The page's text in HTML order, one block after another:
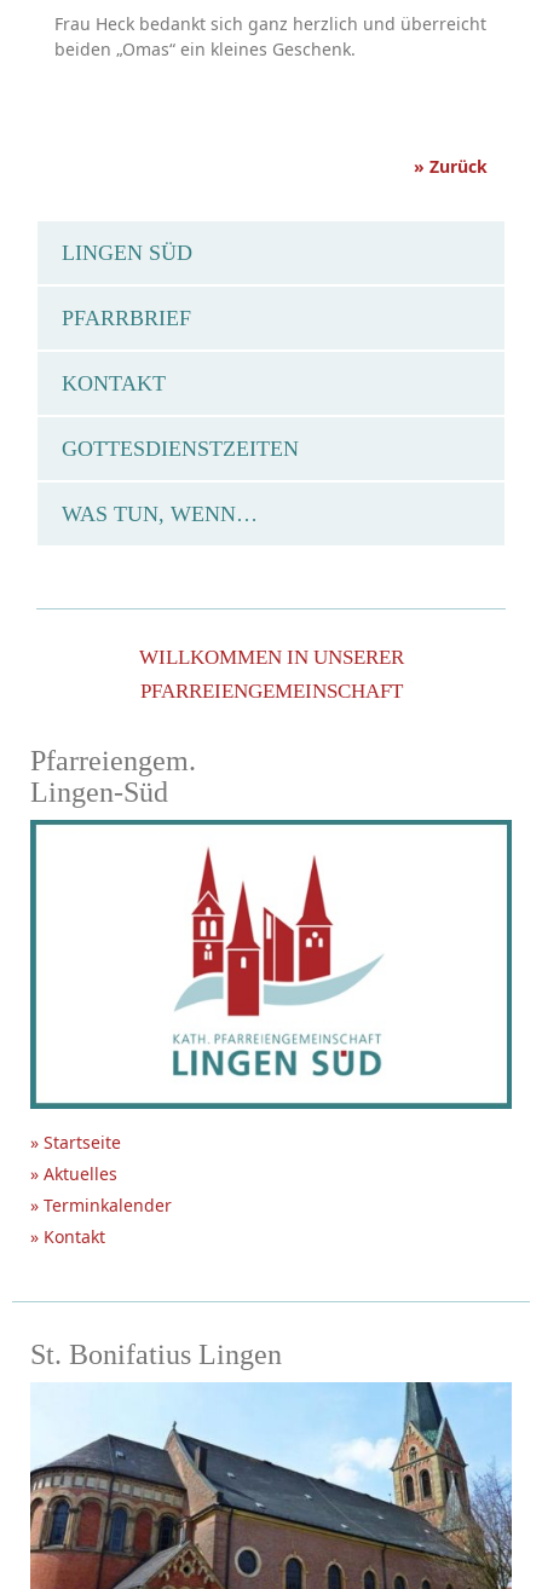
Frau Heck bedankt sich ganz herzlich und überreicht
beiden „Omas“ ein kleines Geschenk.
» Zurück
LINGEN SÜD
PFARRBRIEF
KONTAKT
GOTTESDIENSTZEITEN
WAS TUN, WENN…
WILLKOMMEN IN UNSERER
PFARREIENGEMEINSCHAFT
Pfarreiengem.
Lingen-Süd
» Startseite
» Aktuelles
» Terminkalender
» Kontakt
St. Bonifatius Lingen